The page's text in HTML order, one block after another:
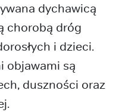
dychawicą
chorobą dróg
i dzieci.
objawami są
duszności oraz